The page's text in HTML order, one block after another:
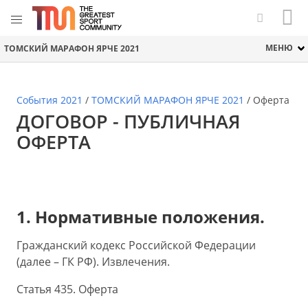
ТОМСКИЙ МАРАФОН ЯРЧЕ 2021 МЕНЮ
События 2021 / ТОМСКИЙ МАРАФОН ЯРЧЕ 2021 / Оферта
ДОГОВОР - ПУБЛИЧНАЯ
ОФЕРТА
1. Нормативные положения.
Гражданский кодекс Российской Федерации
(далее – ГК РФ). Извлечения.
Статья 435. Оферта